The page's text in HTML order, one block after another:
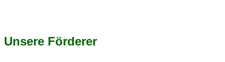
Unsere Förderer